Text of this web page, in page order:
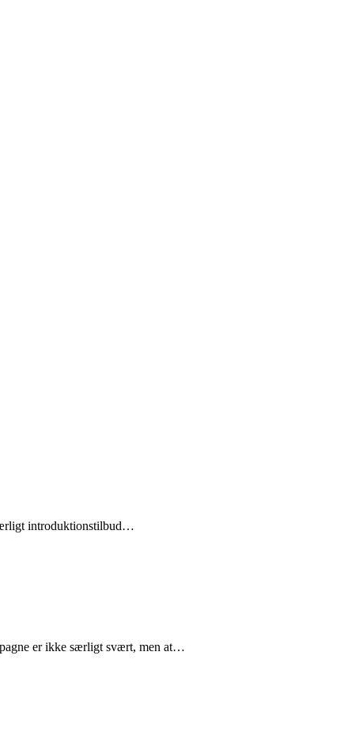
introduktionstilbud…
er ikke særligt svært, men at…